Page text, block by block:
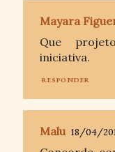
Mayara
Que
iniciativa.
RESPONDER
Malu 18/04/